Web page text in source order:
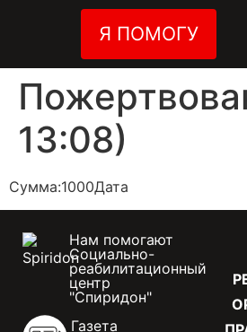
Я ПОМОГУ
13:08)
Сумма:1000Дата
Нам помогают
Социально-
реабилитационный
центр
"Спиридон"
Газета